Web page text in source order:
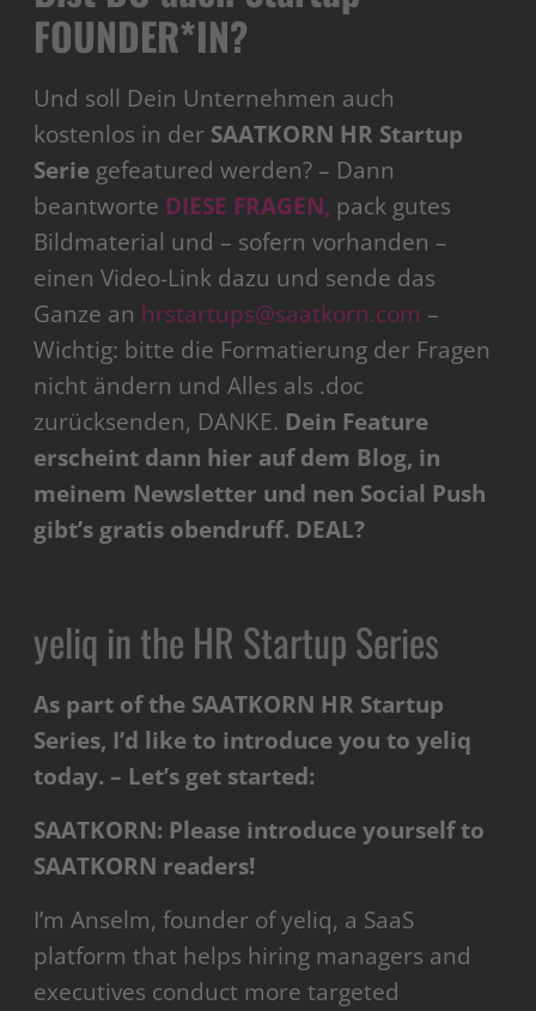
FOUNDER*IN?
Und soll Dein Unternehmen auch
kostenlos in der SAATKORN HR Startup
Serie gefeatured werden? – Dann
beantworte DIESE FRAGEN, pack gutes
Bildmaterial und – sofern vorhanden –
einen Video-Link dazu und sende das
Ganze an hrstartups@saatkorn.com –
Wichtig: bitte die Formatierung der Fragen
nicht ändern und Alles als .doc
zurücksenden, DANKE. Dein Feature
erscheint dann hier auf dem Blog, in
meinem Newsletter und nen Social Push
gibt’s gratis obendruff. DEAL?
yeliq in the HR Startup Series
As part of the SAATKORN HR Startup
Series, I’d like to introduce you to yeliq
today. – Let’s get started:
SAATKORN: Please introduce yourself to
SAATKORN readers!
I’m Anselm, founder of yeliq, a SaaS
platform that helps hiring managers and
executives conduct more targeted